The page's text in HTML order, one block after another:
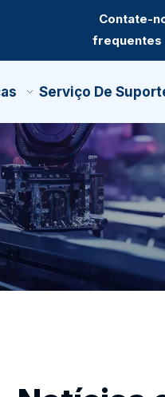
Contate-
frequentes
Serviço De